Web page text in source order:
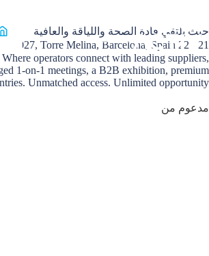
حيث يلتقي قادة الصحة واللياقة والعافية
21 - 22 June 2027, Torre Melina, Barcelona, Spain
operators connect with leading suppliers,
1-on-1 meetings, a B2B exhibition, premium
Unmatched access. Unlimited opportunity.
مدعوم من